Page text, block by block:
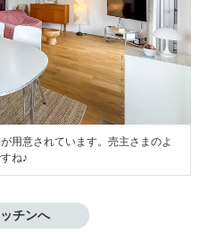
用意されています。売主さまのよ
ね♪
チンへ